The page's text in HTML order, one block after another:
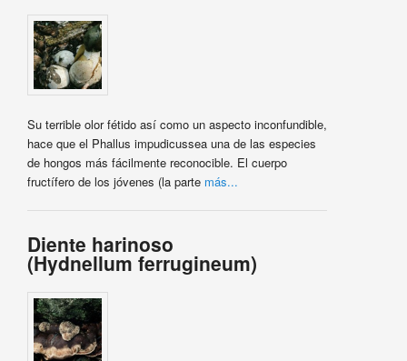
Su terrible olor fétido así como un aspecto inconfundible,
hace que el Phallus impudicussea una de las especies
de hongos más fácilmente reconocible. El cuerpo
fructífero de los jóvenes (la parte más...
Diente harinoso
(Hydnellum ferrugineum)